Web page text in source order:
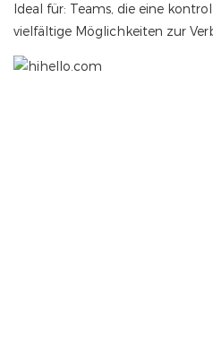
Ideal für: Teams, die eine
vielfältige Möglichkeiten zur